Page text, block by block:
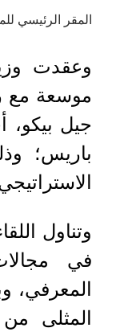
المقر الرئيسي
وعقدت
موسعة مع
جيل بيكو،
باريس؛
وتناول
في
المعرفي،
المثلى